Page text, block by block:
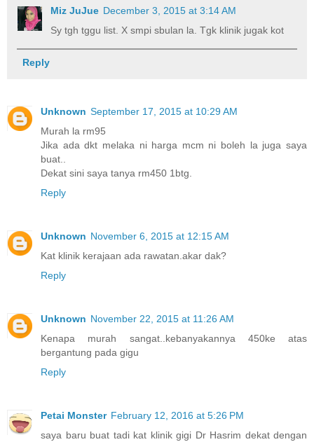
Miz JuJue December 3, 2015 at 3:14 AM
Sy tgh tggu list. X smpi sbulan la. Tgk klinik jugak kot
Reply
Unknown September 17, 2015 at 10:29 AM
Murah la rm95
Jika ada dkt melaka ni harga mcm ni boleh la juga saya
buat..
Dekat sini saya tanya rm450 1btg.
Reply
Unknown November 6, 2015 at 12:15 AM
Kat klinik kerajaan ada rawatan.akar dak?
Reply
Unknown November 22, 2015 at 11:26 AM
Kenapa murah sangat..kebanyakannya 450ke atas
bergantung pada gigu
Reply
Petai Monster February 12, 2016 at 5:26 PM
saya baru buat tadi kat klinik gigi Dr Hasrim dekat dengan